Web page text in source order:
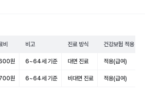
비 비고 진료 방식 건강보험 적용
원 6~64세 기준 대면 진료 적용(급여)
원 6~64세 기준 비대면 진료 적용(급여)